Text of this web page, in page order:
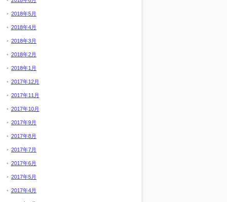
2018年5月
2018年4月
2018年3月
2018年2月
2018年1月
2017年12月
2017年11月
2017年10月
2017年9月
2017年8月
2017年7月
2017年6月
2017年5月
2017年4月